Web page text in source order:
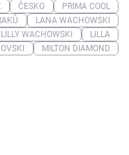
ČESKO
PRIMA COOL
LANA WACHOWSKI
LILLY WACHOWSKI
LILLA
MILTON DIAMOND